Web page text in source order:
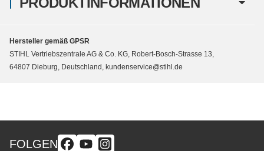
Hersteller gemäß GPSR
STIHL Vertriebszentrale AG & Co. KG, Robert-Bosch-Strasse 13,
64807 Dieburg, Deutschland, kundenservice@stihl.de
FOLGEN